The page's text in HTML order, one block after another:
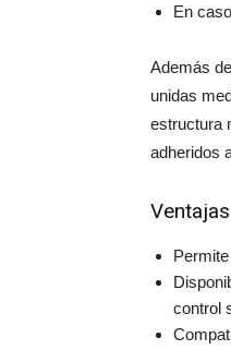
En
Además
unidas
estructura
adheridos
Ventajas
control